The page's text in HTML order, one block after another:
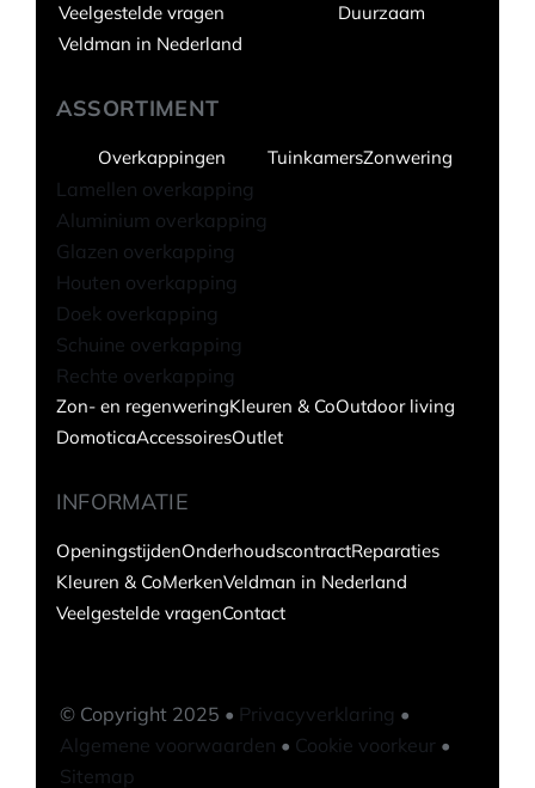
ASSORTIMENT
Overkappingen
Lamellen overkapping
Aluminium overkapping
Glazen overkapping
Houten overkapping
Doek overkapping
Schuine overkapping
Rechte overkapping
TuinkamersZonwering
Zon- en regenweringKleuren & CoOutdoor living
DomoticaAccessoiresOutlet
Duurzaam
INFORMATIE
OpeningstijdenOnderhoudscontractReparaties
Kleuren & CoMerkenVeldman in Nederland
Veelgestelde vragenContact
Veelgestelde vragen
Veldman in Nederland
© Copyright 2025 • Privacyverklaring •
Algemene voorwaarden • Cookie voorkeur •
Sitemap